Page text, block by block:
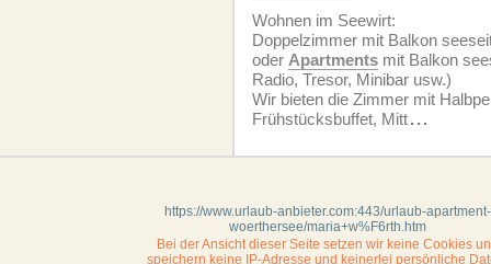
Wohnen im Seewirt:
Doppelzimmer mit Balkon
oder Apartments mit Balkon
Radio, Tresor, Minibar usw.)
Wir bieten die Zimmer mit
Frühstücksbuffet, Mitt...
https://www.urlaub-anbieter.com:443/urlaub-apartment-
woerthersee/maria+w%F6rth.htm
Bei der Ansicht dieser Seite setzen wir keine Cookies
speichern keine IP-Adresse und keinerlei persönliche